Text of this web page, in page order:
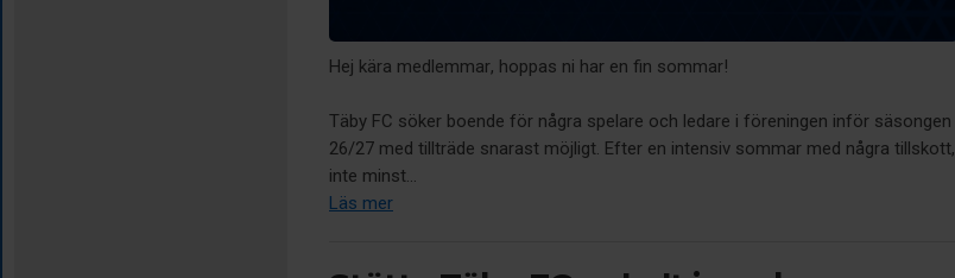
Hej kära medlemmar, hoppas ni har en fin sommar!
Täby FC söker boende för några spelare och ledare i föreningen inför säsongen
26/27 med tillträde snarast möjligt. Efter en intensiv sommar med några tillskott,
inte minst...
Läs mer